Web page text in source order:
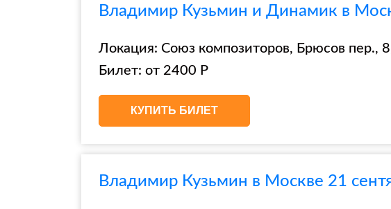
Владимир Кузьмин и Динамик в
Локация: Союз композиторов, Брюсов пер.,
Билет: от 2400 Р
КУПИТЬ БИЛЕТ
Владимир Кузьмин в Москве 21